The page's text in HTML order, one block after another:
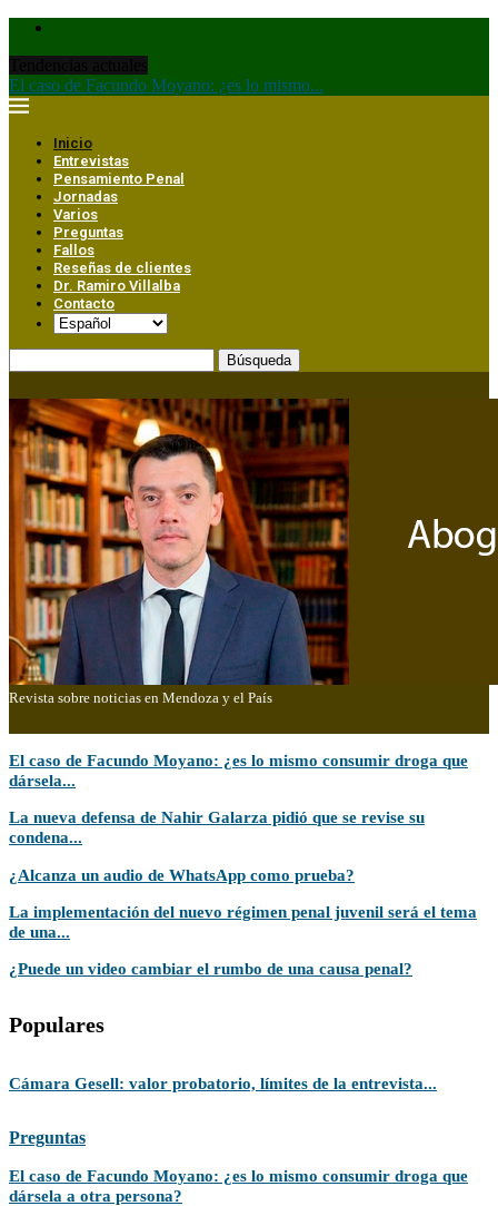
El caso de Facundo Moyano: ¿es lo mismo...
Inicio
Entrevistas
Pensamiento Penal
Jornadas
Varios
Preguntas
Fallos
Reseñas de clientes
Dr. Ramiro Villalba
Contacto
Búsqueda
Revista sobre noticias en Mendoza y el País
El caso de Facundo Moyano: ¿es lo mismo consumir droga que
dársela...
La nueva defensa de Nahir Galarza pidió que se revise su
condena...
¿Alcanza un audio de WhatsApp como prueba?
La implementación del nuevo régimen penal juvenil será el tema
de una...
¿Puede un video cambiar el rumbo de una causa penal?
Populares
Cámara Gesell: valor probatorio, límites de la entrevista...
Preguntas
El caso de Facundo Moyano: ¿es lo mismo consumir droga que
dársela a otra persona?